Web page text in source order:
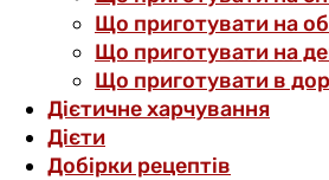
Що приготувати на
Що приготувати на
Що приготувати в
Дієтичне харчування
Дієти
Добірки рецептів